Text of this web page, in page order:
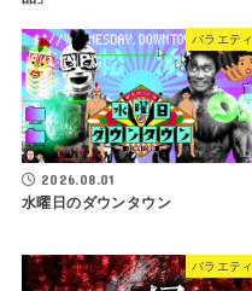
バラエティ
2026.08.01
水曜日のダウンタウン
バラエティ